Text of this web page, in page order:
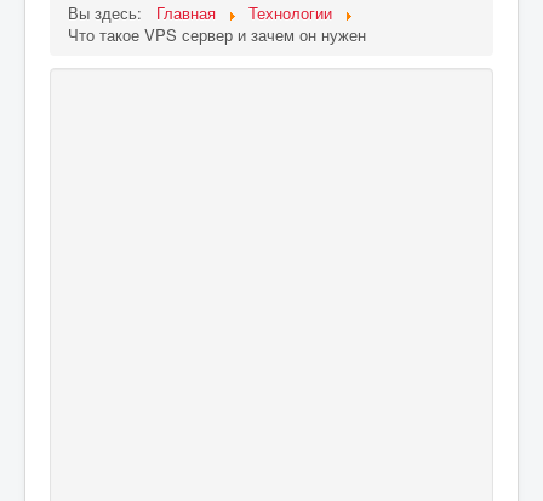
Вы здесь: Главная
Технологии
Что такое VPS сервер и зачем он нужен